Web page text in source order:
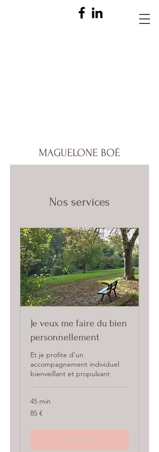
MAGUELONE BOÉ
Nos services
Je veux me faire du bien
personnellement
Et je profite d'un
accompagnement individuel
bienveillant et propulsant
45 min
85
euros
85 €
Plus d'infos